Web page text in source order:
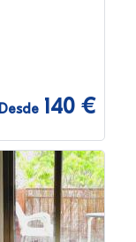
Desde 140 €